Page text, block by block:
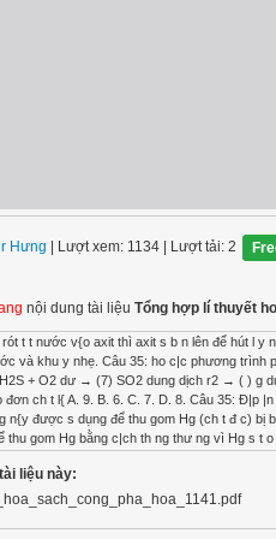
Hưng | Lượt xem: 1134 | Lượt tải: 2
nội dung tài liệu Tổng hợp lí thuyết
(hay nước brom) vì có thể kh được trong m i trư ng nước t p ra s n phẩm không màu (ta có thể th y có tham gia vào ph n ứng trên). Nếu đề bài cho tác dụng với tan trong thì s không ph n ứng với do kh ng có nước t o m i trư ng cho ph n ứng diễn ra. (8) g H l → g l H (đơn ch t H ) (9) g → g (đơn ch t ) Chú ý: kh ng t|c dụng với g d nhiệt đ cao (10) n → n n (đơn ch t)(đ}y l{ ph n ứng điều chế oxi trong ph ng th nghiệm trong c ng nghiệp oxi được điều chế bằng c|ch chứng ch t ph}n đo n kh ng kh l ng) (11) n H l → n l H l (đơn ch t) (đ}y l{ ph n ứng điều chế kh clo trong ph ng th nghiệm trong c ng nghiệp kh clo được điều chế gi|n tiếp qu| qu| trình điều chế Na H bằng c|ch điện ph}n dung dịch muối Na l có m{ng ng n xốp) (12) Fe u → Fe u Câu 45: Tiến h{nh c|c th nghiệm sau: ( ) ục kh etilen v{o dung dịch n 4 loãng. ( ) ho hơi ancol etylic đi qua b t u nung nóng. ( ) ục kh etilen v{o dung dịch r2 trong CCl4. (4) Cho dung dịch glucozơ v{o dung dịch gN 3 trong NH3 dư đun nóng. (5) Cho Fe3O4 v{o dung dịch H2SO4 đ c nóng. ( ) ho dung dịch H l v{o dung dịch Fe(N 3)2. ( ) ho Fe v{o dung dịch H l. ( ) ho i v{o dung dịch Na H đ c nóng. Trong c|c th nghiệm trên số th nghiệm có x y ra ph n ứng oxi hóa-kh l{ A. 4. B. 6. C. 7. D. 5. Câu 45: Đ|p |n C (1) H H n H → H H H H Vì ( H ) → ( H ) pư oxi ho| kh (2) H H u → H H u H Vì u ( u ) → u ( u) pư oxi ho| kh (3) H H r ( l ) → H r H r Vì r ( r ) → r ( H r ) pư oxi ho| kh (4) H H [ H H] H g → g Vì g ( gN ) → g ( g) pư oxi ho| kh (5) Fe H (đ c) → Fe ( ) HOÀNG ĐÌNH QUANG – SÁCH CÔNG PHÁ HOÁ Vì Fe (Fe ) → Fe (Fe ) h n ứng oxi ho| kh (6) Fe H N → Fe Vì Fe (Fe(N ) ) → Fe (Fe ) h n ứng oxi ho| kh (7) Fe H l → Fe l H Đ}y l{ ph n ứng trao đổi kh ng ph i ph n ứng oxi ho| kh (8) i Na H(đ c) H →Na i H Do H (H Na H) → H (H ) ph n ứng oxi ho| kh  Nh n xét: chúng ta kh ng c n viết t t c c|c s n phẩm cũng kh ng c n ph i c}n bằng ph n ứng. Việc ta c n l{m l{ nhìn ra sự thay đổi số oxi ho| của b t kì nguyên tố n{o trong ph n ứng [CẬP NHẬT MÙA THI SỐ 2] Có m t số v n đề anh c n nh c c|c bé n m nay thi nhé: / Đề to|n được 6-7 khá dễ. Các câu còn l i hơi khó vì v y phổ điểm 6-7 s khá nhiều. Các em làm phổ điểm n{y đ ng quá lo nhé, các em v n có cơ h i cố g ng các môn lí, hoá, sinh còn l i. KHÔNG PHẢI LO LẮNG! LO LẮNG SẼ ẢNH HƯỞNG TÂM LÍ, KHÔNG PHẢI LO! / nh đ~ nh c r t rõ l{ ĐỀ Í H \ INH NĂ N Y Ó TỚI 60% LÀ DỄ V[ TRUNG ÌNH ĐẶC BIỆT HOÁ CÓ TỚI 50% LÀ LÍ THUYẾT. CÒN CÁC CÂU CÒN LẠI SẼ KHÓ, THẬM CHÍ RẤT KHÓ. Vì v y các em c n ph i chú ý LÀM THẬT CẨN THẬN TẤT CẢ CÁC CÂU DỄ V[ TRUNG
liệu này: